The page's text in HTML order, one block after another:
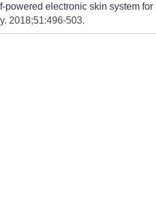
powered electronic skin system
2018;51:496-503.